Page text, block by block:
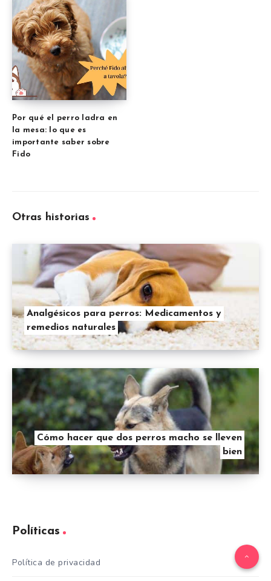
Por qué el perro ladra en
la mesa: lo que es
importante saber sobre
Fido
Otras historias
Analgésicos para perros: Medicamentos y
remedios naturales
Cómo hacer que dos perros macho se lleven
bien
Políticas
Política de privacidad